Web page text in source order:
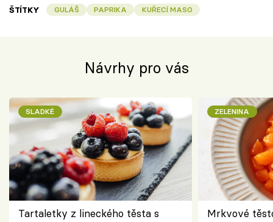
ŠTÍTKY GULÁŠ PAPRIKA KUŘECÍ MASO
Návrhy pro vás
SLADKÉ
Tartaletky z lineckého těsta s
ZELENINA
Mrkvové